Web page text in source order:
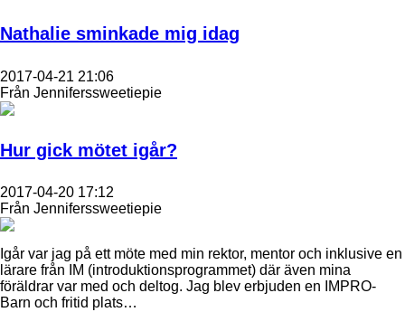
Nathalie sminkade mig idag
2017-04-21 21:06
Från Jenniferssweetiepie
Hur gick mötet igår?
2017-04-20 17:12
Från Jenniferssweetiepie
Igår var jag på ett möte med min rektor, mentor och inklusive en
lärare från IM (introduktionsprogrammet) där även mina
föräldrar var med och deltog. Jag blev erbjuden en IMPRO-
Barn och fritid plats…